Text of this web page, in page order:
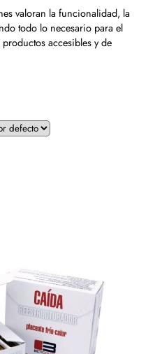
valoran la funcionalidad, la
todo lo necesario para el
accesibles y de